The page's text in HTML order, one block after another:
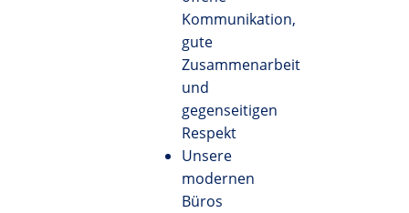
Kommunikation,
gute
Zusammenarbeit
und
gegenseitigen
Respekt
Unsere
modernen
Büros